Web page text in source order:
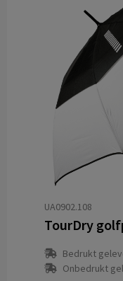
UA0902.108
TourDry
Bedrukt
Onbedrukt